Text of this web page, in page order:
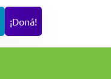
¡Doná!